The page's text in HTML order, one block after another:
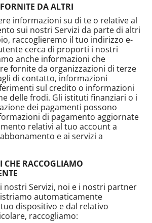
DA ALTRI
informazioni su di te o relative al
sui nostri Servizi da parte di altri
raccoglieremo il tuo indirizzo e-
cerca di proporti i nostri
anche informazioni che
fornite da organizzazioni di terze
di contatto, informazioni
sul credito o informazioni
delle frodi. Gli istituti finanziari o i
dei pagamenti possono
di pagamento aggiornate
relativi al tuo account a
e ai servizi a
CHE RACCOGLIAMO
nostri Servizi, noi e i nostri partner
automaticamente
dispositivo e dal relativo
raccogliamo: